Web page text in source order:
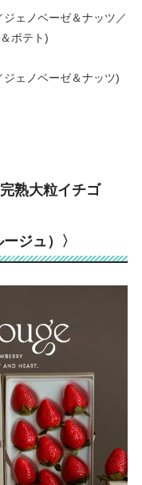
ェノベーゼ＆ナッツ／
ポテト)
ェノベーゼ＆ナッツ)
熟大粒イチゴ
ジュ）〉